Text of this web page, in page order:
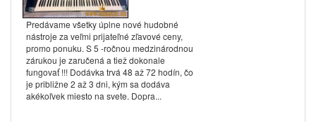
Predávame všetky úplne nové hudobné
nástroje za veľmi prijateľné zľavové ceny,
promo ponuku. S 5 -ročnou medzinárodnou
zárukou je zaručená a tiež dokonale
fungovať !!! Dodávka trvá 48 až 72 hodín, čo
je približne 2 až 3 dni, kým sa dodáva
akékoľvek miesto na svete. Dopra...